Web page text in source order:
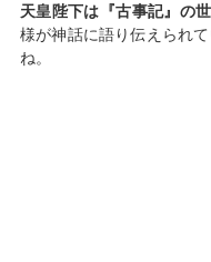
天皇陛下は『古事記』の
様が神話に語り伝えられ
ね。